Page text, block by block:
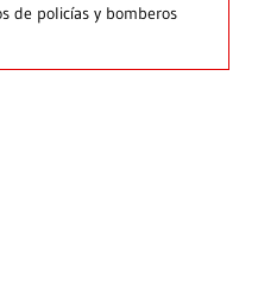
de policías y bomberos